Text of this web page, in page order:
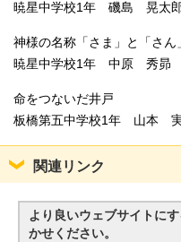
暁星中学校1年 磯島 晃太
神様の名称「さま」と「さん
暁星中学校1年 中原 秀昴
命をつないだ井戸
板橋第五中学校1年 山本
関連リンク
より良いウェブサイトに
かせください。